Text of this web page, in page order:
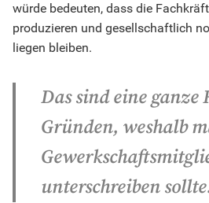
würde bedeuten, dass die
produzieren und gesellschaftlich
liegen bleiben.
Das sind eine ganze
Gründen, weshalb
unterschreiben